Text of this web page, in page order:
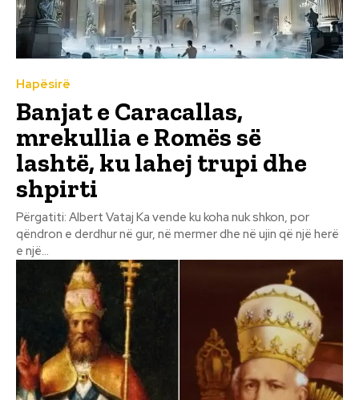
Hapësirë
Banjat e Caracallas,
mrekullia e Romës së
lashtë, ku lahej trupi dhe
shpirti
Përgatiti: Albert Vataj Ka vende ku koha nuk shkon, por
qëndron e derdhur në gur, në mermer dhe në ujin që një herë
e një...